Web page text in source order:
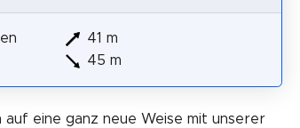
41 m
45 m
auf eine ganz neue Weise mit unserer